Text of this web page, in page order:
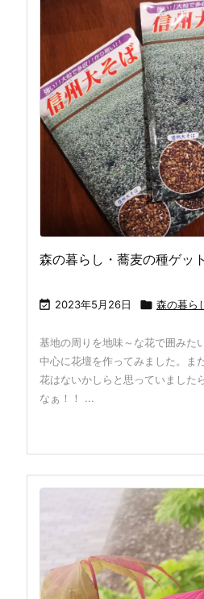
森の暮らし・蕎麦の種ゲッ
 2023年5月26日  森の暮ら
基地の周りを地味～な花で囲みた
中心に花壇を作ってみました。ま
花はないかしらと思っていました
なぁ！！ ...